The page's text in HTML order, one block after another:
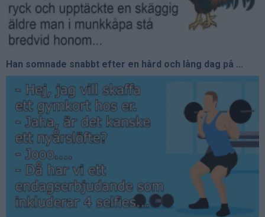
Han somnade snabbt efter en hård och lång dag på ...